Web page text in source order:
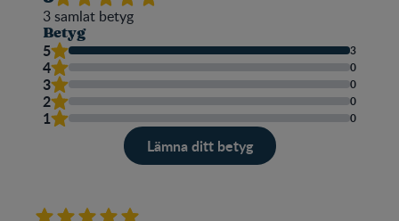
3samlat betyg
Betyg
5 3
4 0
3 0
2 0
1 0
Lämna ditt betyg